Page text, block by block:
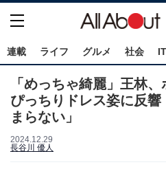
連載 ライフ グルメ 社会
「めっちゃ綺麗」王林
ぴっちりドレス姿に反
まらない」
2024.12.29
長谷川 優人